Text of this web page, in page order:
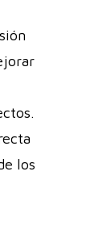
los